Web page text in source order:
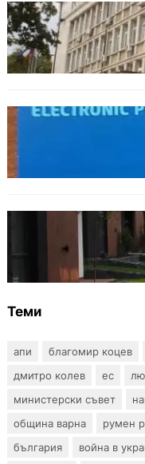
ОБЩЕСТВО
смъртта
ОБЩЕСТВО
БЪЛГАРИЯ
12
Алино“
Теми
апи благомир коцев
дмитро колев
ес
министерски съвет
община варна
румен
българия
война в